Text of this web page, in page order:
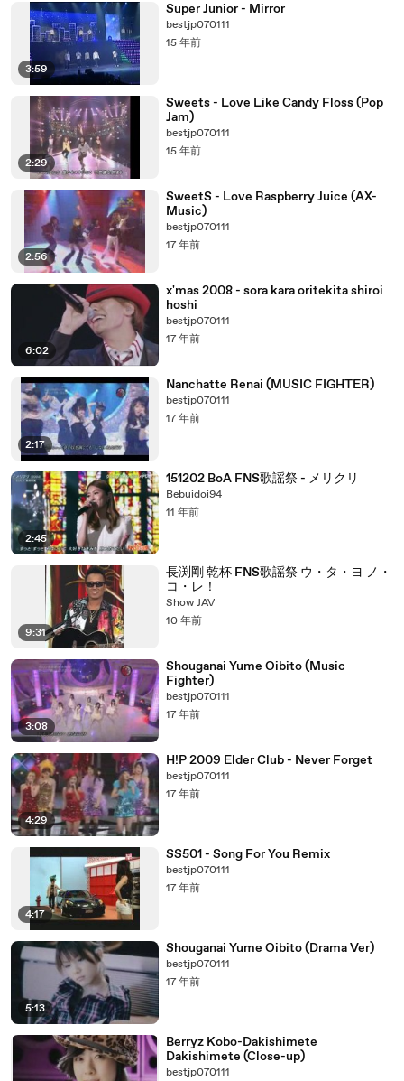
3:59
Super Junior - Mirror
bestjp070111
15 年前
2:29
Sweets - Love Like Candy Floss (Pop
Jam)
bestjp070111
15 年前
2:56
SweetS - Love Raspberry Juice (AX-
Music)
bestjp070111
17 年前
6:02
x'mas 2008 - sora kara oritekita shiroi
hoshi
bestjp070111
17 年前
2:17
Nanchatte Renai (MUSIC FIGHTER)
bestjp070111
17 年前
2:45
151202 BoA FNS歌謡祭 - メリクリ
Bebuidoi94
11 年前
9:31
長渕剛 乾杯 FNS歌謡祭 ウ・タ・ヨ ノ・
コ・レ！
Show JAV
10 年前
3:08
Shouganai Yume Oibito (Music
Fighter)
bestjp070111
17 年前
4:29
H!P 2009 Elder Club - Never Forget
bestjp070111
17 年前
4:17
SS501 - Song For You Remix
bestjp070111
17 年前
5:13
Shouganai Yume Oibito (Drama Ver)
bestjp070111
17 年前
Berryz Kobo-Dakishimete
Dakishimete (Close-up)
bestjp070111